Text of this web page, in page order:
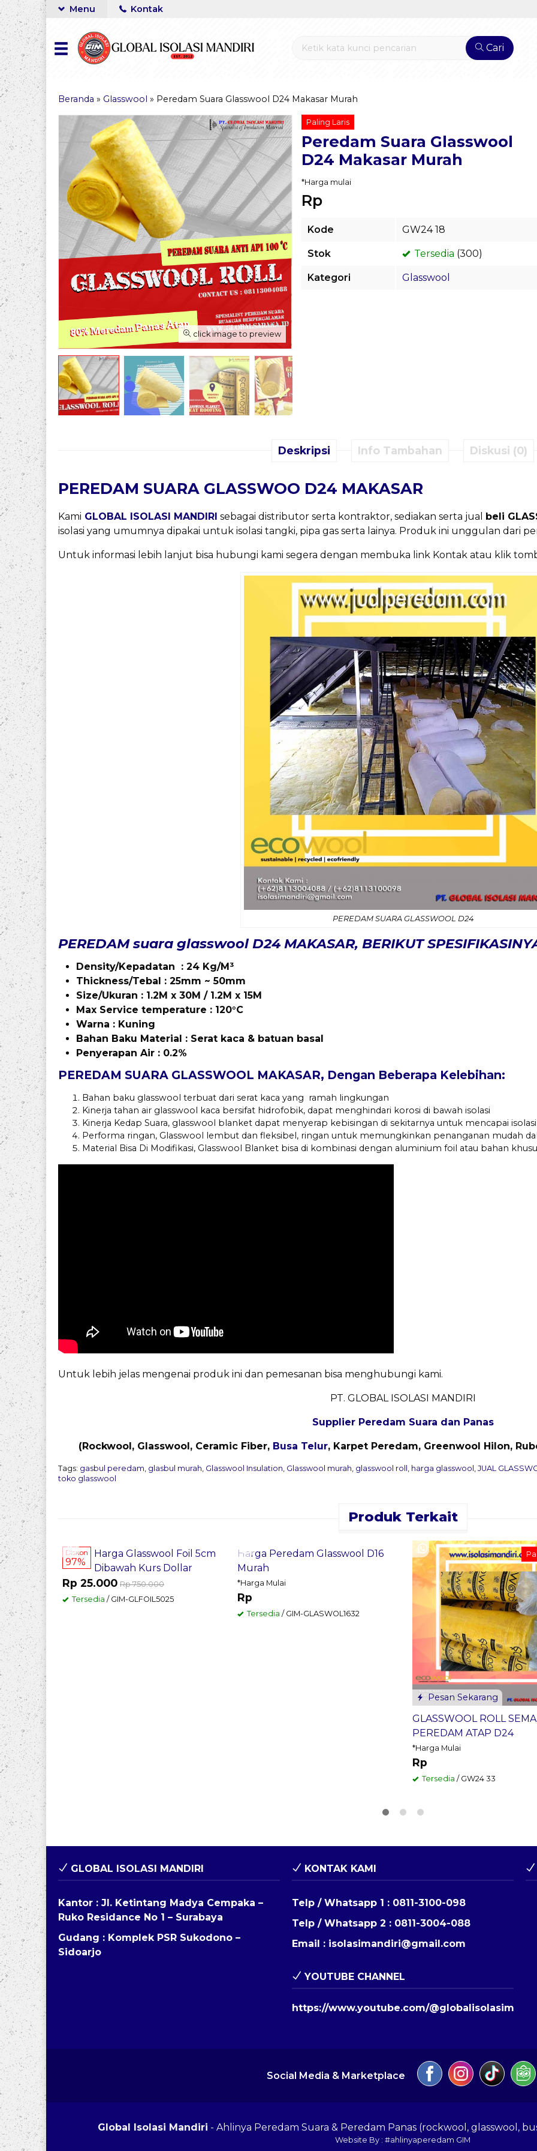
Menu Kontak
Cari
Beranda » Glasswool » Peredam Suara Glasswool D24 Makasar Murah
click image to preview
Paling Laris
Peredam Suara Glasswool
D24 Makasar Murah
*Harga mulai
Rp
Kode GW24 18
Stok Tersedia (300)
Kategori Glasswool
Deskripsi Info Tambahan Diskusi (0)
PEREDAM SUARA GLASSWOO D24 MAKASAR
Kami GLOBAL ISOLASI MANDIRI sebagai distributor serta kontraktor, sediakan serta jual beli
isolasi yang umumnya dipakai untuk isolasi tangki, pipa gas serta lainya. Produk ini unggulan dari
Untuk informasi lebih lanjut bisa hubungi kami segera dengan membuka link Kontak atau klik
PEREDAM SUARA GLASSWOOL D24
PEREDAM suara glasswool D24 MAKASAR, BERIKUT
Density/Kepadatan : 24 Kg/M³
Thickness/Tebal : 25mm ~ 50mm
Size/Ukuran : 1.2M x 30M / 1.2M x 15M
Max Service temperature : 120°C
Warna : Kuning
Bahan Baku Material : Serat kaca & batuan basal
Penyerapan Air : 0.2%
PEREDAM SUARA GLASSWOOL MAKASAR, Dengan Beberapa Kelebihan:
Bahan baku glasswool terbuat dari serat kaca yang ramah lingkungan
Kinerja tahan air glasswool kaca bersifat hidrofobik, dapat menghindari korosi di bawah isolasi
Kinerja Kedap Suara, glasswool blanket dapat menyerap kebisingan di sekitarnya untuk mencapai isolasi
Performa ringan, Glasswool lembut dan fleksibel, ringan untuk memungkinkan penanganan mudah
Material Bisa Di Modifikasi, Glasswool Blanket bisa di kombinasi dengan aluminium foil atau bahan
Untuk lebih jelas mengenai produk ini dan pemesanan bisa menghubungi kami.
PT. GLOBAL ISOLASI MANDIRI
Supplier Peredam Suara dan Panas
(Rockwool, Glasswool, Ceramic Fiber, Busa Telur, Karpet Peredam, Greenwool Hilon,
Tags: gasbul peredam, glasbul murah, Glasswool Insulation, Glasswool murah, glasswool roll , harga glasswool , JUAL
toko glasswool
Produk Terkait
Diskon
97%
Harga Glasswool Foil 5cm
Dibawah Kurs Dollar
Rp 25.000 Rp 750.000
Tersedia / GIM-GLFOIL5025
Harga Peredam Glasswool D16
Murah
*Harga Mulai
Rp
Tersedia / GIM-GLASWOL1632
Pesan Sekarang
GLASSWOOL ROLL
PEREDAM ATAP D24
*Harga Mulai
Rp
Tersedia / GW24 33
GLOBAL ISOLASI MANDIRI
Kantor : Jl. Ketintang Madya Cempaka –
Ruko Residance No 1 – Surabaya
Gudang : Komplek PSR Sukodono –
Sidoarjo
KONTAK KAMI
Telp / Whatsapp 1 : 0811-3100-098
Telp / Whatsapp 2 : 0811-3004-088
Email : isolasimandiri@gmail.com
YOUTUBE CHANNEL
https://www.youtube.com/
Social Media & Marketplace
Global Isolasi Mandiri - Ahlinya Peredam Suara & Peredam Panas (rockwool, glasswool,
Website By : #ahlinyaperedam GIM